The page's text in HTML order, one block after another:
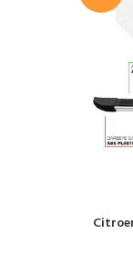
SEPETE